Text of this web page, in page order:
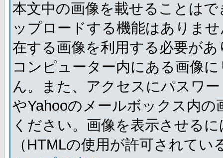
本文中の画像を載せることは
ップロードする機能はありま
在する画像を利用する必要が
コンピューター内にある画像
ん。また、アクセスにパスワ
やYahooのメールボックス内
ください。画像を表示させる
（HTMLの使用が許可されて